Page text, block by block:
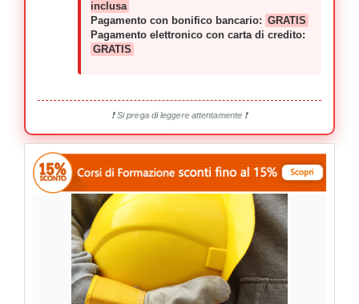
inclusa
Pagamento con bonifico bancario: GRATIS
Pagamento elettronico con carta di credito:
GRATIS
❗ Si prega di leggere attentamente ❗